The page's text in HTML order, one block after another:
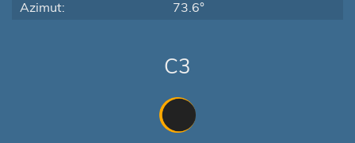
Azimut:
73.6°
C3